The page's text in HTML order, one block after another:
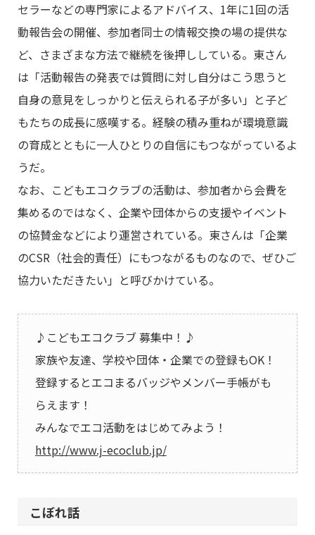
セラーなどの専門家によるアドバイス、1年に1回の活
動報告会の開催、参加者同士の情報交換の場の提供な
ど、さまざまな方法で継続を後押ししている。東さん
は「活動報告の発表では質問に対し自分はこう思うと
自身の意見をしっかりと伝えられる子が多い」と子ど
もたちの成長に感嘆する。経験の積み重ねが環境意識
の育成とともに一人ひとりの自信にもつながっているよ
うだ。
なお、こどもエコクラブの活動は、参加者から会費を
集めるのではなく、企業や団体からの支援やイベント
の協賛金などにより運営されている。東さんは「企業
のCSR（社会的責任）にもつながるものなので、ぜひご
協力いただきたい」と呼びかけている。
♪こどもエコクラブ 募集中！♪
家族や友達、学校や団体・企業での登録もOK！
登録するとエコまるバッジやメンバー手帳がも
らえます！
みんなでエコ活動をはじめてみよう！
http://www.j-ecoclub.jp/
こぼれ話